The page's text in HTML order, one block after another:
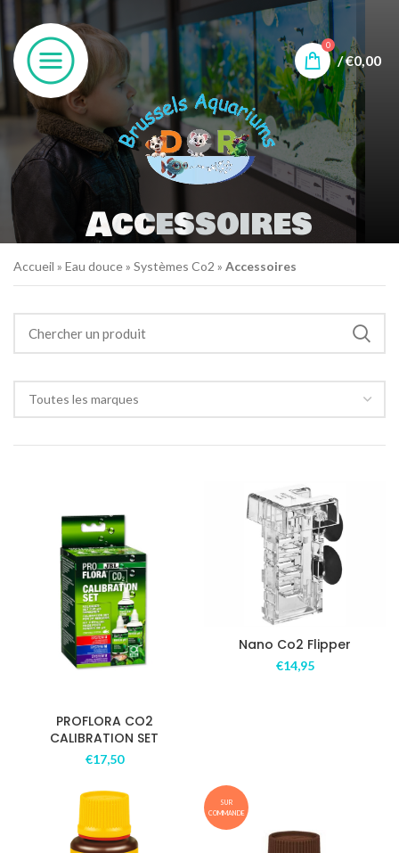
0
/€0,00
Accessoires
Accueil » Eau douce» Systèmes Co2 » Accessoires
Toutes les marques
PROFLORA CO2
CALIBRATION SET
€17,50
Nano Co2 Flipper
€14,95
SUR
COMMANDE